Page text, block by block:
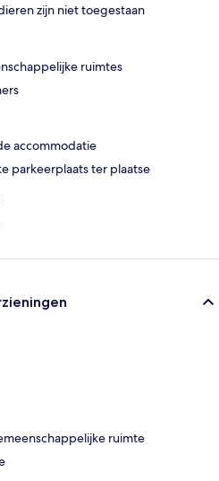
zijn niet toegestaan
ruimtes
accommodatie
parkeerplaats ter plaatse
ruimte